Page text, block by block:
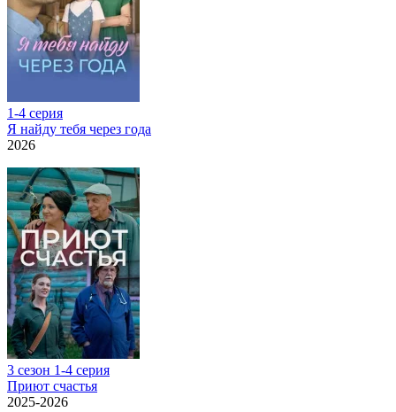
1-4 серия
Я найду тебя через года
2026
3 сезон 1-4 серия
Приют счастья
2025-2026